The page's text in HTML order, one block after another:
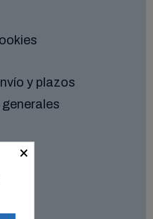
y plazos
×